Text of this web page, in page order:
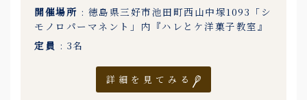
開催場所 : 徳島県三好市池田町西山中塚1093「シ
モノロパーマネント」内『ハレとケ洋菓子教室』
定員 : 3名
詳細を見てみる